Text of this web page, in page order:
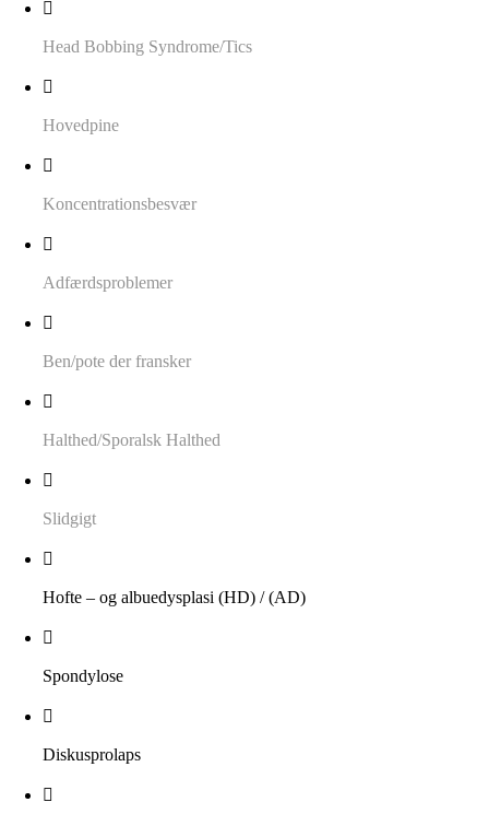
Head Bobbing Syndrome/Tics
Hovedpine
Koncentrationsbesvær
Adfærdsproblemer
Ben/pote der fransker
Halthed/Sporalsk Halthed
Slidgigt
Hofte – og albuedysplasi (HD) / (AD)
Spondylose
Diskusprolaps